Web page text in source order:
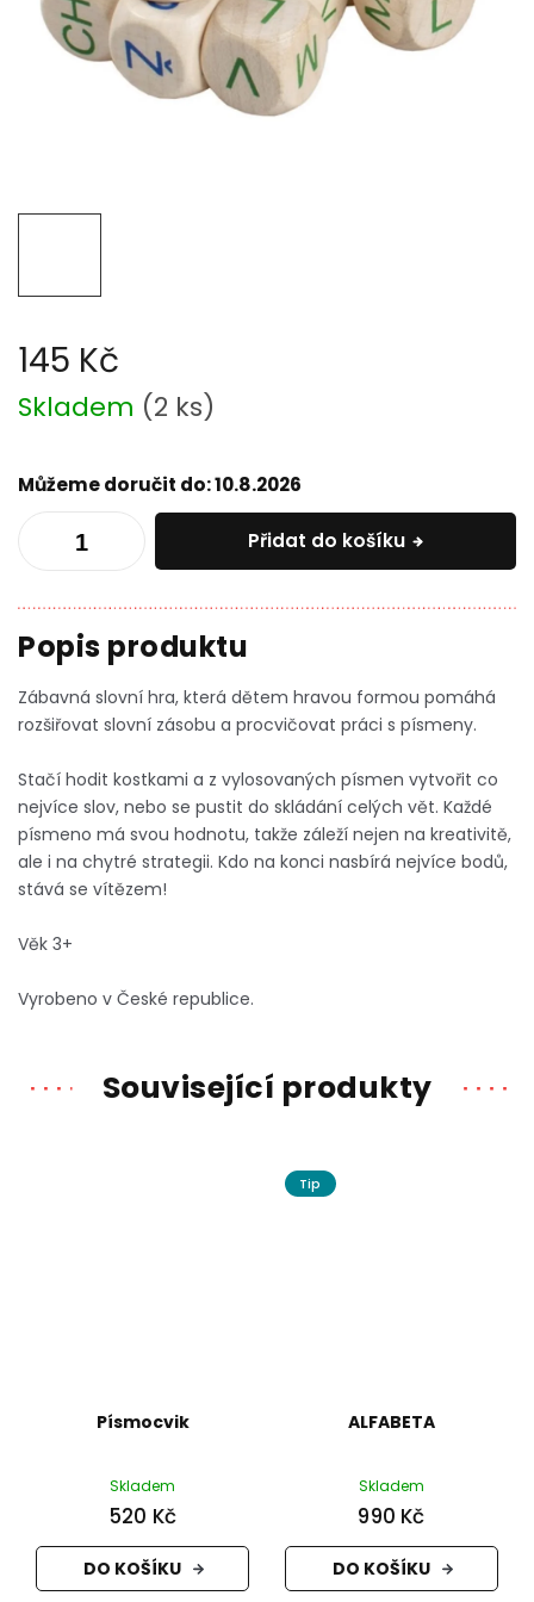
145 Kč
Měrná
cena:
Skladem (2 ks)
Můžeme doručit do:10.8.2026
Přidat do košíku
Zábavná slovní hra, která dětem hravou formou pomáhá
rozšiřovat slovní zásobu a procvičovat práci s písmeny.
Stačí hodit kostkami a z vylosovaných písmen vytvořit co
nejvíce slov, nebo se pustit do skládání celých vět. Každé
písmeno má svou hodnotu, takže záleží nejen na kreativitě,
ale i na chytré strategii. Kdo na konci nasbírá nejvíce bodů,
stává se vítězem!
Věk 3+
Vyrobeno v České republice.
Související produkty
Písmocvik
Skladem
520 Kč
DO KOŠÍKU
Tip
ALFABETA
Skladem
990 Kč
DO KOŠÍKU